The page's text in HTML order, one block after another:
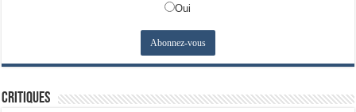
Oui
Critiques